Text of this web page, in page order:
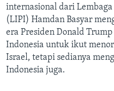
internasional dari
(LIPI) Hamdan Basyar
era Presiden Donald
Indonesia untuk ikut
Israel, tetapi sedianya
Indonesia juga.